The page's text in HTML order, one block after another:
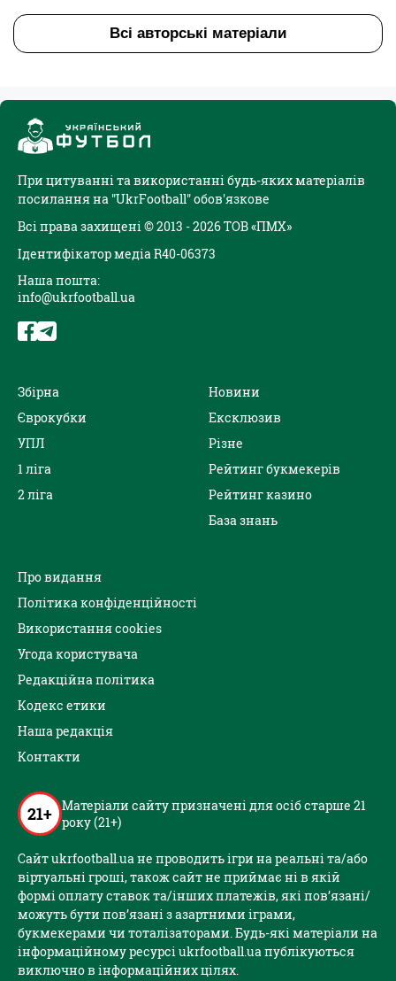
Всі авторські матеріали
При цитуванні та використанні будь-яких матеріалів
посилання на "UkrFootball" обов'язкове
Всі права захищені © 2013 - 2026 ТОВ «ПМХ»
Ідентифікатор медіа R40-06373
Наша пошта:
info@ukrfootball.ua
Збірна
Єврокубки
УПЛ
1 ліга
2 ліга
Новини
Ексклюзив
Різне
Рейтинг букмекерів
Рейтинг казино
База знань
Про видання
Політика конфіденційності
Використання cookies
Угода користувача
Редакційна політика
Кодекс етики
Наша редакція
Контакти
21+ Матеріали сайту призначені для осіб старше 21
року (21+)
Сайт ukrfootball.ua не проводить ігри на реальні та/або
віртуальні гроші, також сайт не приймає ні в якій
формі оплату ставок та/інших платежів, які пов’язані/
можуть бути пов’язані з азартними іграми,
букмекерами чи тоталізаторами. Будь-які матеріали на
інформаційному ресурсі ukrfootball.ua публікуються
виключно в інформаційних цілях.